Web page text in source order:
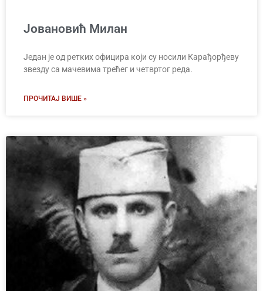
Јовановић Милан
Један је од ретких официра који су носили Карађорђеву
звезду са мачевима трећег и четвртог реда.
ПРОЧИТАЈ ВИШЕ »